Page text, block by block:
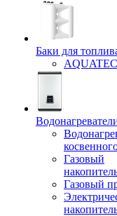
Баки для
Газовый
Газовый